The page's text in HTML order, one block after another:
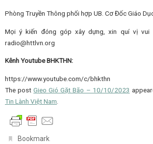
Phòng Truyền Thông phối hợp UB. Cơ Đốc Giáo
Mọi ý kiến đóng góp xây dựng, xin quí vị vui
radio@httlvn.org
Kênh Youtube BHKTHN:
https://www.youtube.com/c/bhkthn
The postGieo Gió Gặt Bão – 10/10/2023
Tin Lành Việt Nam
Bookmark.